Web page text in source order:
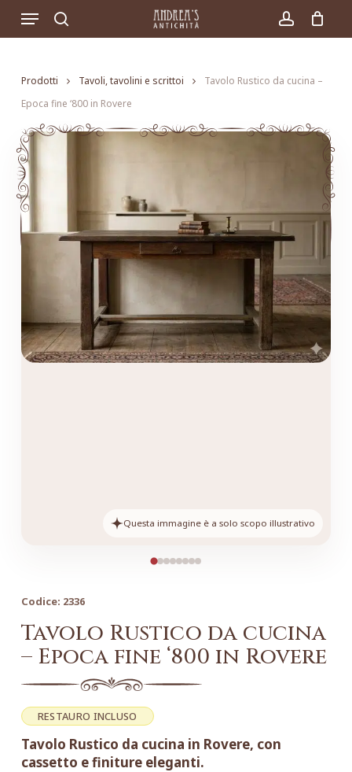
search account
Menu
Prodotti Tavoli, tavolini e scrittoi
Tavolo Rustico da cucina –
Epoca fine ‘800 in Rovere
Questa immagine è a solo scopo illustrativo
Codice: 2336
Tavolo Rustico da cucina
– Epoca fine ‘800 in Rovere
RESTAURO INCLUSO
Tavolo Rustico da cucina in Rovere, con
cassetto e finiture eleganti.